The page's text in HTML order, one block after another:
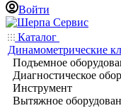
Войти
Каталог
Динамометрические
Подъемное
Диагностическое
Инструмент
Вытяжное